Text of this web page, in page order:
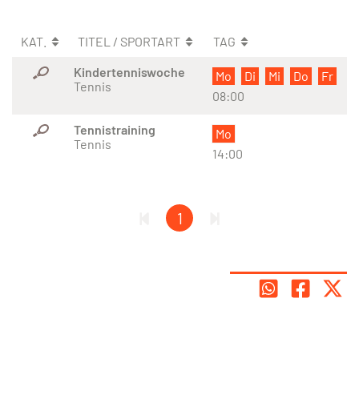
KAT. TITEL / SPORTART
TAG
Kindertenniswoche
Tennis
Mo Di Mi Do
Fr
08:00
Tennistraining
Tennis
Mo
14:00
1